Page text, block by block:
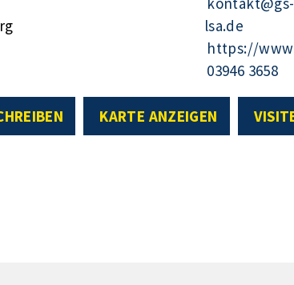
lsa.de
https://
03946 3658
KARTE ANZEIGEN